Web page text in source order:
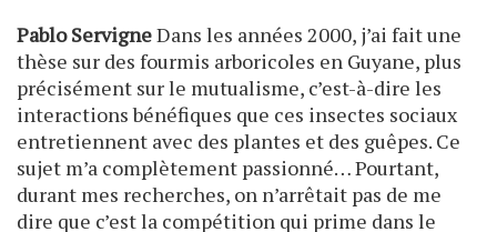
Pablo ServigneDans les années 2000, j’ai fait une
thèse sur des fourmis arboricoles en Guyane, plus
précisément sur le mutualisme, c’est-à-dire les
inter­actions bénéfiques que ces insectes sociaux
entretiennent avec des plantes et des guêpes. Ce
sujet m’a complètement passionné… Pourtant,
durant mes recherches, on n’arrêtait pas de me
dire que c’est la compétition qui prime dans le